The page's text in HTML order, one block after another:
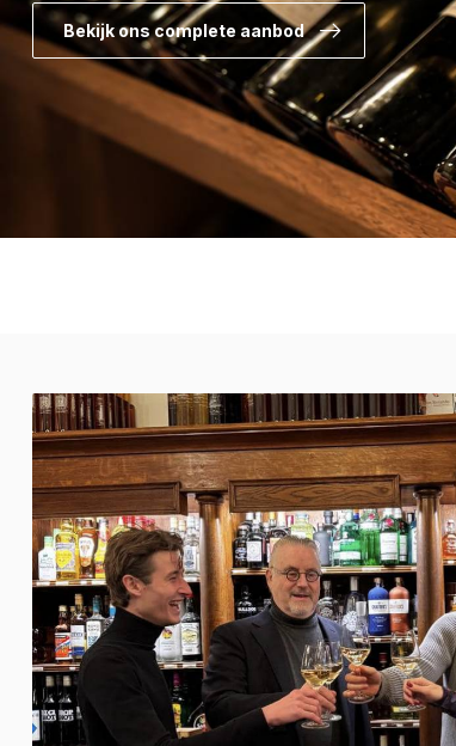
Bekijk ons complete aanbod